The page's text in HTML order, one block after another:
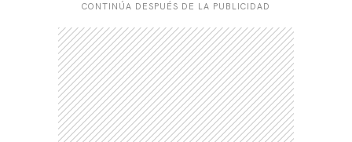
CONTINÚA DESPUÉS DE LA PUBLICIDAD